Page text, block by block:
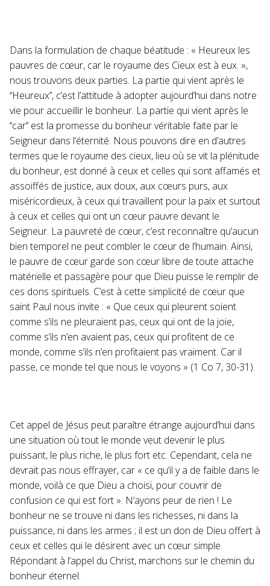
Dans la formulation de chaque béatitude : « Heureux les
pauvres de cœur, car le royaume des Cieux est à eux. »,
nous trouvons deux parties. La partie qui vient après le
‘‘Heureux’’, c’est l’attitude à adopter aujourd’hui dans notre
vie pour accueillir le bonheur. La partie qui vient après le
‘‘car’’ est la promesse du bonheur véritable faite par le
Seigneur dans l’éternité. Nous pouvons dire en d’autres
termes que le royaume des cieux, lieu où se vit la plénitude
du bonheur, est donné à ceux et celles qui sont affamés et
assoiffés de justice, aux doux, aux cœurs purs, aux
miséricordieux, à ceux qui travaillent pour la paix et surtout
à ceux et celles qui ont un cœur pauvre devant le
Seigneur. La pauvreté de cœur, c’est reconnaître qu’aucun
bien temporel ne peut combler le cœur de l’humain. Ainsi,
le pauvre de cœur garde son cœur libre de toute attache
matérielle et passagère pour que Dieu puisse le remplir de
ces dons spirituels. C’est à cette simplicité de cœur que
saint Paul nous invite : « Que ceux qui pleurent soient
comme s’ils ne pleuraient pas, ceux qui ont de la joie,
comme s’ils n’en avaient pas, ceux qui profitent de ce
monde, comme s’ils n’en profitaient pas vraiment. Car il
passe, ce monde tel que nous le voyons » (1 Co 7, 30-31).
Cet appel de Jésus peut paraître étrange aujourd’hui dans
une situation où tout le monde veut devenir le plus
puissant, le plus riche, le plus fort etc. Cependant, cela ne
devrait pas nous effrayer, car « ce qu’il y a de faible dans le
monde, voilà ce que Dieu a choisi, pour couvrir de
confusion ce qui est fort ». N’ayons peur de rien ! Le
bonheur ne se trouve ni dans les richesses, ni dans la
puissance, ni dans les armes ; il est un don de Dieu offert à
ceux et celles qui le désirent avec un cœur simple.
Répondant à l’appel du Christ, marchons sur le chemin du
bonheur éternel.